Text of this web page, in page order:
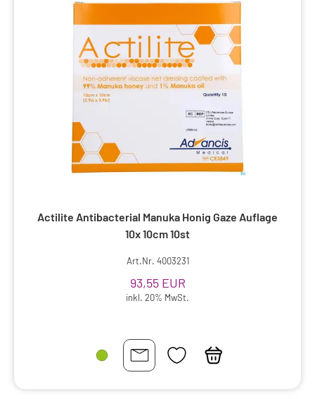
Actilite Antibacterial Manuka Honig Gaze Auflage
10x 10cm 10st
Art.Nr. 4003231
93,55 EUR
inkl. 20% MwSt.